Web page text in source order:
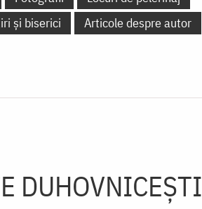
și biserici
Articole despre autor
DUHOVNICEȘTI